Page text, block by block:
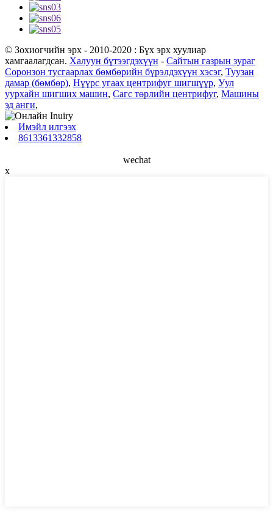
© Зохиогчийн эрх - 2010-2020 : Бүх эрх хуулиар
хамгаалагдсан. Халуун бүтээгдэхүүн - Сайтын газрын зураг
Соронзон тусгаарлах бөмбөрийн бүрэлдэхүүн хэсэг, Туузан
дамар (бөмбөр), Нүүрс угаах центрифуг шигшүүр, Уул
уурхайн шигших машин, Сагс төрлийн центрифуг, Машины
эд анги,
Имэйл илгээх
8613361332858
wechat
x